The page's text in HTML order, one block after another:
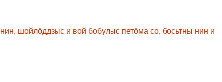
шойлӧддзыс и вой бобулыс петӧма со, босьтны нин и